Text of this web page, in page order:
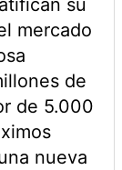
mercado
de
de 5.000
nueva